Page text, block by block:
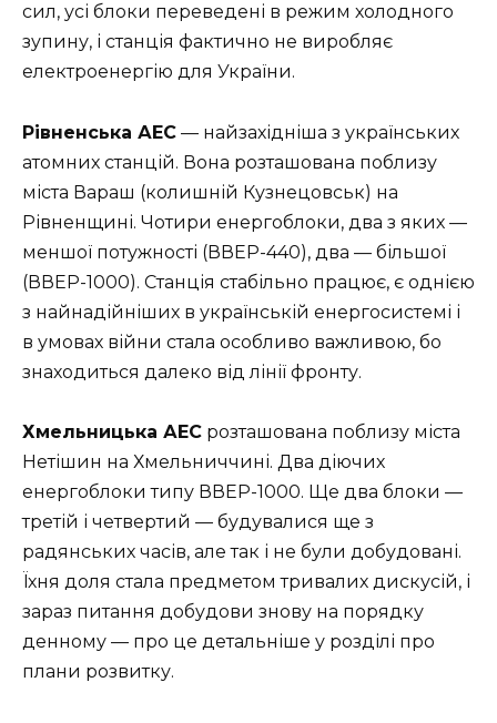
сил, усі блоки переведені в режим холодного
зупину, і станція фактично не виробляє
електроенергію для України.
Рівненська АЕС — найзахідніша з українських
атомних станцій. Вона розташована поблизу
міста Вараш (колишній Кузнецовськ) на
Рівненщині. Чотири енергоблоки, два з яких —
меншої потужності (ВВЕР-440), два — більшої
(ВВЕР-1000). Станція стабільно працює, є однією
з найнадійніших в українській енергосистемі і
в умовах війни стала особливо важливою, бо
знаходиться далеко від лінії фронту.
Хмельницька АЕС розташована поблизу міста
Нетішин на Хмельниччині. Два діючих
енергоблоки типу ВВЕР-1000. Ще два блоки —
третій і четвертий — будувалися ще з
радянських часів, але так і не були добудовані.
Їхня доля стала предметом тривалих дискусій, і
зараз питання добудови знову на порядку
денному — про це детальніше у розділі про
плани розвитку.